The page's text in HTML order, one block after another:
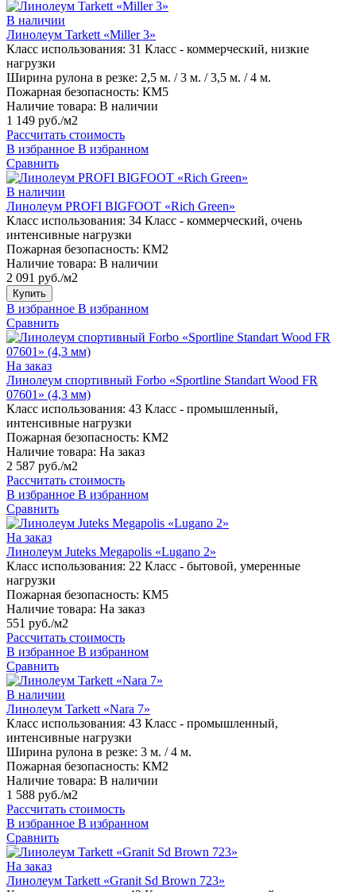
В наличии
Линолеум Tarkett «Miller 3»
Класс использования: 31 Класс - коммерческий, низкие
нагрузки
Ширина рулона в резке: 2,5 м. / 3 м. / 3,5 м. / 4 м.
Пожарная безопасность: КМ5
Наличие товара: В наличии
1 149 руб./м2
Рассчитать стоимость
В избранное В избранном
Сравнить
В наличии
Линолеум PROFI BIGFOOT «Rich Green»
Класс использования: 34 Класс - коммерческий, очень
интенсивные нагрузки
Пожарная безопасность: КМ2
Наличие товара: В наличии
2 091 руб./м2
Купить
В избранное В избранном
Сравнить
На заказ
Линолеум спортивный Forbo «Sportline Standart Wood FR
07601» (4,3 мм)
Класс использования: 43 Класс - промышленный,
интенсивные нагрузки
Пожарная безопасность: КМ2
Наличие товара: На заказ
2 587 руб./м2
Рассчитать стоимость
В избранное В избранном
Сравнить
На заказ
Линолеум Juteks Megapolis «Lugano 2»
Класс использования: 22 Класс - бытовой, умеренные
нагрузки
Пожарная безопасность: КМ5
Наличие товара: На заказ
551 руб./м2
Рассчитать стоимость
В избранное В избранном
Сравнить
В наличии
Линолеум Tarkett «Nara 7»
Класс использования: 43 Класс - промышленный,
интенсивные нагрузки
Ширина рулона в резке: 3 м. / 4 м.
Пожарная безопасность: КМ2
Наличие товара: В наличии
1 588 руб./м2
Рассчитать стоимость
В избранное В избранном
Сравнить
На заказ
Линолеум Tarkett «Granit Sd Brown 723»